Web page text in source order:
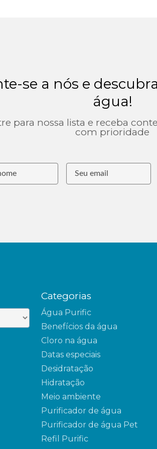
se a nós e
água!
para nossa lista e receba
com prioridade
Categorias
Água Purific
Benefícios da água
Cloro na água
Datas especiais
Desidratação
Hidratação
Meio ambiente
Purificador de água
Purificador de água Pet
Refil Purific